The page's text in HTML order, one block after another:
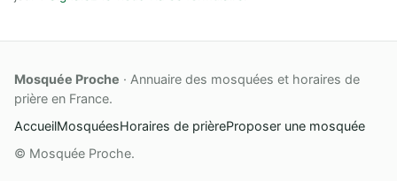
Mosquée Proche · Annuaire des mosquées et horaires de
prière en France.
AccueilMosquéesHoraires de prièreProposer une mosquée
© Mosquée Proche.